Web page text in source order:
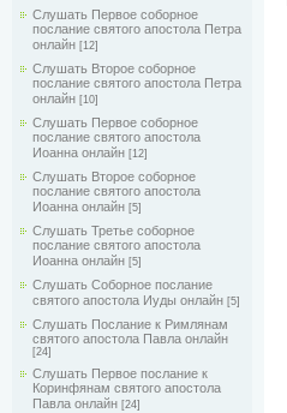
Слушать Первое соборное
послание святого апостола Петра
онлайн [12]
Слушать Второе соборное
послание святого апостола Петра
онлайн [10]
Слушать Первое соборное
послание святого апостола
Иоанна онлайн [12]
Слушать Второе соборное
послание святого апостола
Иоанна онлайн [5]
Слушать Третье соборное
послание святого апостола
Иоанна онлайн [5]
Слушать Соборное послание
святого апостола Иуды онлайн [5]
Слушать Послание к Римлянам
святого апостола Павла онлайн
[24]
Слушать Первое послание к
Коринфянам святого апостола
Павла онлайн [24]